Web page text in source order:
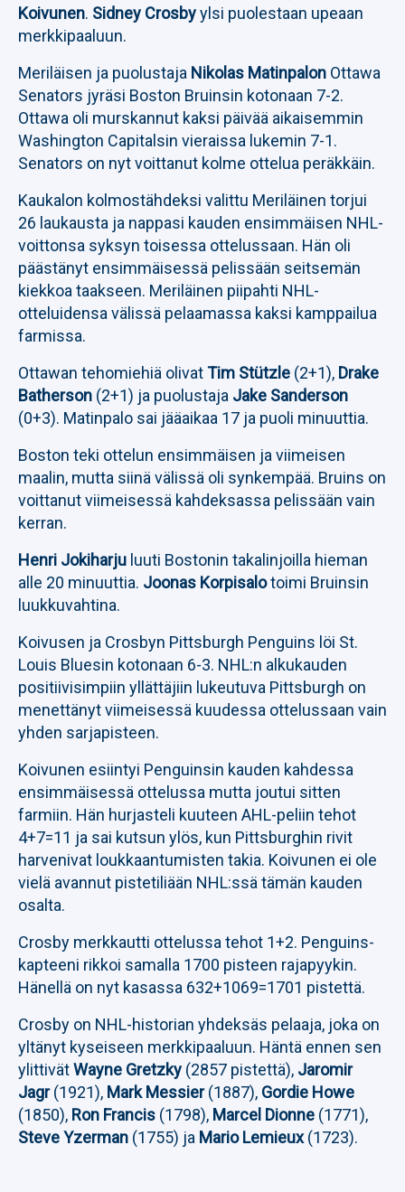
Koivunen. Sidney Crosbyylsi puolestaan upeaan
merkkipaaluun.
Meriläisen ja puolustaja Nikolas Matinpalon Ottawa
Senators jyräsi Boston Bruinsin kotonaan 7-2.
Ottawa oli murskannut kaksi päivää aikaisemmin
Washington Capitalsin vieraissa lukemin 7-1.
Senators on nyt voittanut kolme ottelua peräkkäin.
Kaukalon kolmostähdeksi valittu Meriläinen torjui
26 laukausta ja nappasi kauden ensimmäisen NHL-
voittonsa syksyn toisessa ottelussaan. Hän oli
päästänyt ensimmäisessä pelissään seitsemän
kiekkoa taakseen. Meriläinen piipahti NHL-
otteluidensa välissä pelaamassa kaksi kamppailua
farmissa.
Ottawan tehomiehiä olivatTim Stützle (2+1), Drake
Batherson (2+1) ja puolustaja Jake Sanderson
(0+3). Matinpalo sai jääaikaa 17 ja puoli minuuttia.
Boston teki ottelun ensimmäisen ja viimeisen
maalin, mutta siinä välissä oli synkempää. Bruins on
voittanut viimeisessä kahdeksassa pelissään vain
kerran.
Henri Jokiharju luuti Bostonin takalinjoilla hieman
alle 20 minuuttia. Joonas Korpisalotoimi Bruinsin
luukkuvahtina.
Koivusen ja Crosbyn Pittsburgh Penguins löi St.
Louis Bluesin kotonaan 6-3. NHL:n alkukauden
positiivisimpiin yllättäjiin lukeutuva Pittsburgh on
menettänyt viimeisessä kuudessa ottelussaan vain
yhden sarjapisteen.
Koivunen esiintyi Penguinsin kauden kahdessa
ensimmäisessä ottelussa mutta joutui sitten
farmiin. Hän hurjasteli kuuteen AHL-peliin tehot
4+7=11 ja sai kutsun ylös, kun Pittsburghin rivit
harvenivat loukkaantumisten takia. Koivunen ei ole
vielä avannut pistetiliään NHL:ssä tämän kauden
osalta.
Crosby merkkautti ottelussa tehot 1+2. Penguins-
kapteeni rikkoi samalla 1700 pisteen rajapyykin.
Hänellä on nyt kasassa 632+1069=1701 pistettä.
Crosby on NHL-historian yhdeksäs pelaaja, joka on
yltänyt kyseiseen merkkipaaluun. Häntä ennen sen
ylittivätWayne Gretzky (2857 pistettä), Jaromir
Jagr(1921), Mark Messier(1887), Gordie Howe
(1850), Ron Francis (1798), Marcel Dionne (1771),
Steve Yzerman (1755) ja Mario Lemieux(1723).